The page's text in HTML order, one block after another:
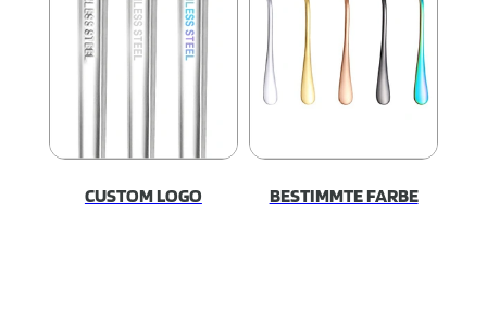
CUSTOM LOGO BESTIMMTE FARBE